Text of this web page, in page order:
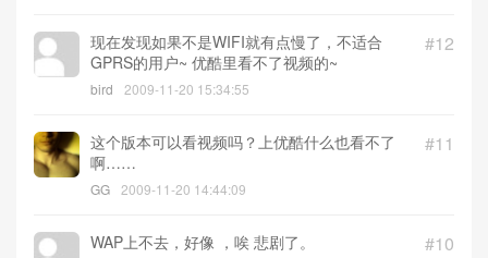
#12
现在发现如果不是WIFI就有点慢了，不适合
GPRS的用户~ 优酷里看不了视频的~
bird 2009-11-20 15:34:55
#11
这个版本可以看视频吗？上优酷什么也看不了
啊……
GG 2009-11-20 14:44:09
#10
WAP上不去，好像 ，唉 悲剧了。